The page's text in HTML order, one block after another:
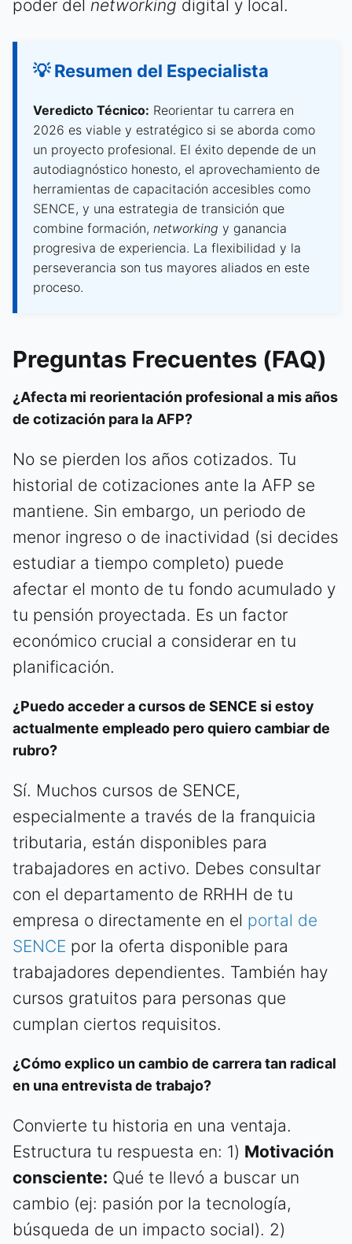
poder del networking digital y local.
💡 Resumen del Especialista
Veredicto Técnico: Reorientar tu carrera en
2026 es viable y estratégico si se aborda como
un proyecto profesional. El éxito depende de un
autodiagnóstico honesto, el aprovechamiento de
herramientas de capacitación accesibles como
SENCE, y una estrategia de transición que
combine formación, networking y ganancia
progresiva de experiencia. La flexibilidad y la
perseverancia son tus mayores aliados en este
proceso.
Preguntas Frecuentes (FAQ)
¿Afecta mi reorientación profesional a mis años
de cotización para la AFP?
No se pierden los años cotizados. Tu
historial de cotizaciones ante la AFP se
mantiene. Sin embargo, un periodo de
menor ingreso o de inactividad (si decides
estudiar a tiempo completo) puede
afectar el monto de tu fondo acumulado y
tu pensión proyectada. Es un factor
económico crucial a considerar en tu
planificación.
¿Puedo acceder a cursos de SENCE si estoy
actualmente empleado pero quiero cambiar de
rubro?
Sí. Muchos cursos de SENCE,
especialmente a través de la franquicia
tributaria, están disponibles para
trabajadores en activo. Debes consultar
con el departamento de RRHH de tu
empresa o directamente en el portal de
SENCE por la oferta disponible para
trabajadores dependientes. También hay
cursos gratuitos para personas que
cumplan ciertos requisitos.
¿Cómo explico un cambio de carrera tan radical
en una entrevista de trabajo?
Convierte tu historia en una ventaja.
Estructura tu respuesta en: 1) Motivación
consciente: Qué te llevó a buscar un
cambio (ej: pasión por la tecnología,
búsqueda de un impacto social). 2)